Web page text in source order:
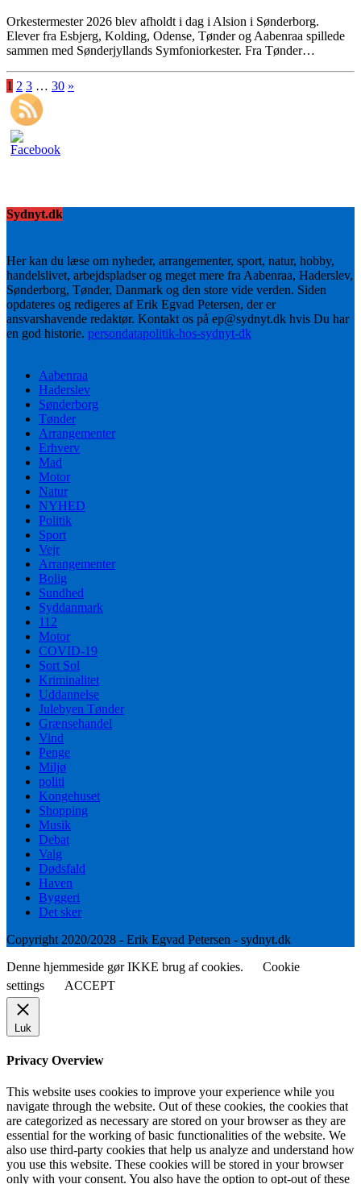
Orkestermester 2026 blev afholdt i dag i Alsion i Sønderborg.
Elever fra Esbjerg, Kolding, Odense, Tønder og Aabenraa spillede
sammen med Sønderjyllands Symfoniorkester. Fra Tønder…
1 2 3 … 30 »
Sydnyt.dk
Her kan du læse om nyheder, arrangementer, sport, natur, hobby,
handelslivet, arbejdspladser og meget mere fra Aabenraa, Haderslev,
Sønderborg, Tønder, Danmark og den store vide verden. Siden
opdateres og redigeres af Erik Egvad Petersen, der er
ansvarshavende redaktør. Kontakt os på ep@sydnyt.dk hvis Du har
en god historie. persondatapolitik-hos-sydnyt-dk
Aabenraa
Haderslev
Sønderborg
Tønder
Arrangementer
Erhverv
Mad
Motor
Natur
NYHED
Politik
Sport
Vejr
Arrangementer
Bolig
Sundhed
Syddanmark
112
Motor
COVID-19
Sort Sol
Kriminalitet
Uddannelse
Julebyen Tønder
Grænsehandel
Vind
Penge
Miljø
politi
Kongehuset
Shopping
Musik
Debat
Valg
Dødsfald
Haven
Byggeri
Det sker
Copyright 2020/2028 - Erik Egvad Petersen - sydnyt.dk
Denne hjemmeside gør IKKE brug af cookies.
Cookie
settings
ACCEPT
Luk
Privacy Overview
This website uses cookies to improve your experience while you
navigate through the website. Out of these cookies, the cookies that
are categorized as necessary are stored on your browser as they are
essential for the working of basic functionalities of the website. We
also use third-party cookies that help us analyze and understand how
you use this website. These cookies will be stored in your browser
only with your consent. You also have the option to opt-out of these